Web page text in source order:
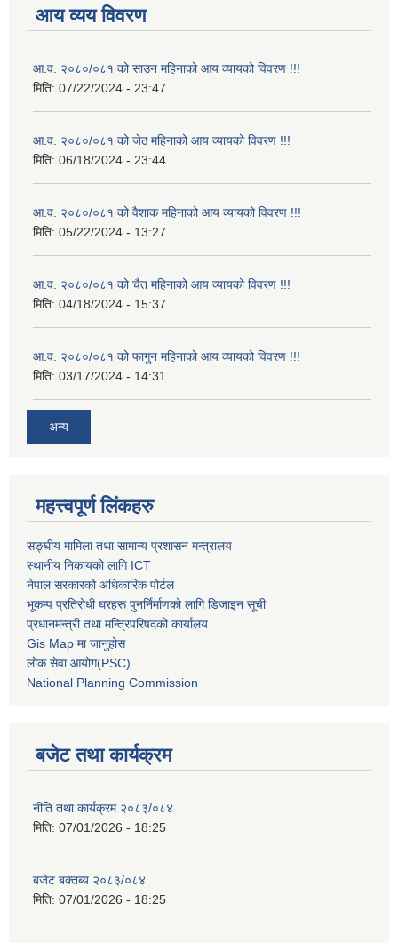
आय व्यय विवरण
आ.व. २०८०/०८१ को साउन महिनाको आय व्यायको विवरण !!!
मिति: 07/22/2024 - 23:47
आ.व. २०८०/०८१ को जेठ महिनाको आय व्यायको विवरण !!!
मिति: 06/18/2024 - 23:44
आ.व. २०८०/०८१ को वैशाक महिनाको आय व्यायको विवरण !!!
मिति: 05/22/2024 - 13:27
आ.व. २०८०/०८१ को चैत महिनाको आय व्यायको विवरण !!!
मिति: 04/18/2024 - 15:37
आ.व. २०८०/०८१ को फागुन महिनाको आय व्यायको विवरण !!!
मिति: 03/17/2024 - 14:31
अन्य
महत्त्वपूर्ण लिंकहरु
सङ्घीय मामिला तथा सामान्य प्रशासन मन्त्रालय
स्थानीय निकायको लागि ICT
नेपाल सरकारको अधिकारिक पोर्टल
भूकम्प प्रतिरोधी घरहरू पुनर्निर्माणको लागि डिजाइन सूची
प्रधानमन्त्री तथा मन्त्रिपरिषदको कार्यालय
Gis Map मा जानुहोस
लोक सेवा आयोग(PSC)
National Planning Commission
बजेट तथा कार्यक्रम
नीति तथा कार्यक्रम २०८३/०८४
मिति: 07/01/2026 - 18:25
बजेट बक्तब्य २०८३/०८४
मिति: 07/01/2026 - 18:25